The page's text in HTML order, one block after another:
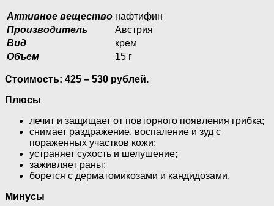
Активное вещество нафтифин
Производитель
Австрия
Вид
крем
Объем
15 г
Стоимость: 425 – 530 рублей.
Плюсы
лечит и защищает от повторного появления грибка;
снимает раздражение, воспаление и зуд с
пораженных участков кожи;
устраняет сухость и шелушение;
заживляет раны;
борется с дерматомикозами и кандидозами.
Минусы